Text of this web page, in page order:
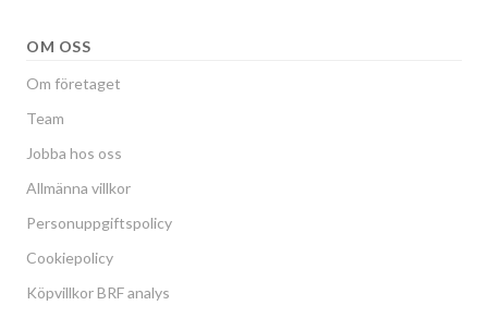
OM OSS
Om företaget
Team
Jobba hos oss
Allmänna villkor
Personuppgiftspolicy
Cookiepolicy
Köpvillkor BRF analys